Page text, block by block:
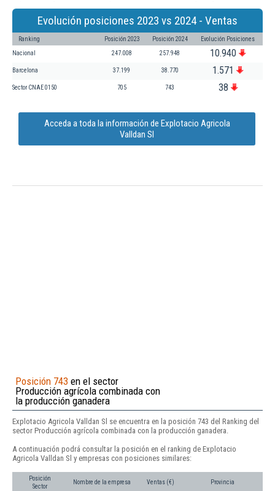
Evolución posiciones 2023 vs 2024 - Ventas
Ranking Posición 2023 Posición 2024 Evolución Posiciones
Nacional 247.008 257.948 10.940
Barcelona 37.199 38.770 1.571
Sector CNAE 0150 705 743 38
Acceda a toda la información de Explotacio Agricola
Valldan Sl
Posición 743 en el sector
Producción agrícola combinada con
la producción ganadera
Explotacio Agricola Valldan Sl se encuentra en la posición 743 del Ranking del
sector Producción agrícola combinada con la producción ganadera.
A continuación podrá consultar la posición en el ranking de Explotacio
Agricola Valldan Sl y empresas con posiciones similares:
Posición
Sector
Nombre de la empresa Ventas (€) Provincia